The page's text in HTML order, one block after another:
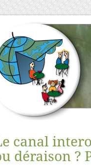
canal
déraison ?